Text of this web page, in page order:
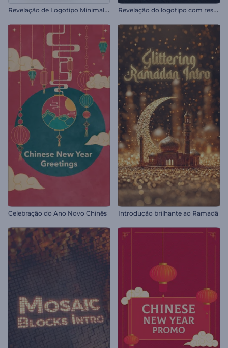
R
evelação de Logotipo Minimalista R
evelação do logotipo com respingos de tinta
Celebração do Ano Novo Chinês Introdução brilhante ao Ramadã